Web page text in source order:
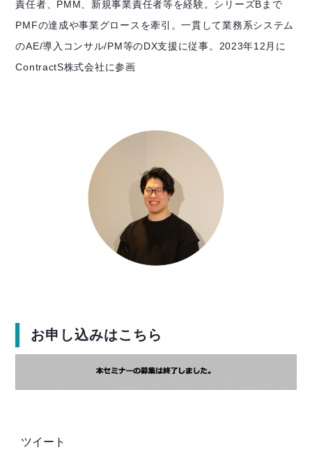
責任者、PMM、新規事業責任者等を経験。シリーズBまで
PMFの達成や事業グロースを牽引。一貫して業務系システム
のAE/導入コンサル/PM等のDX支援に従事。2023年12月に
ContractS株式会社に参画
お申し込みはこちら
ツイート